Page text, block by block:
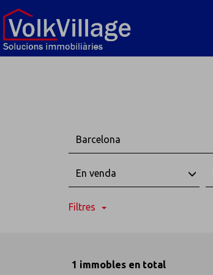
Barcelona
En venda
Filtres
1 immobles en total